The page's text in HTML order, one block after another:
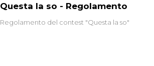
Questa la so - Regolamento
Regolamento del contest "Questa la so"